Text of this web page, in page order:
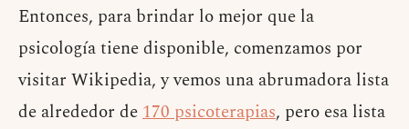
Entonces, para brindar lo mejor que la
psicología tiene disponible, comenzamos por
visitar Wikipedia, y vemos una abrumadora lista
de alrededor de170 psicoterapias, pero esa lista